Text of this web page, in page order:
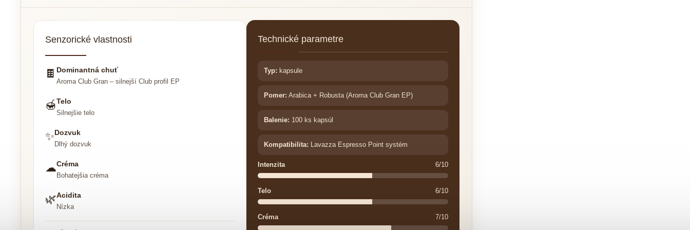
Senzorické vlastnosti
🍫 Dominantná chuť
Aroma Club Gran – silnejší Club profil EP
🍯Telo
Silnejšie telo
✨Dozvuk
Dlhý dozvuk
☁Créma
Bohatejšia créma
🌿Acidita
Nízka
Technické parametre
Typ: kapsule
Pomer: Arabica + Robusta (Aroma Club Gran EP)
Balenie: 100 ks kapsúl
Kompatibilita: Lavazza Espresso Point systém
Intenzita 6/10
Telo 6/10
Créma 7/10